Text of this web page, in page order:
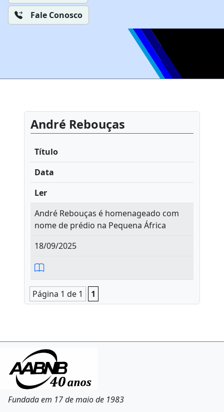
Fale Conosco
André Rebouças
Título
Data
Ler
André Rebouças é homenageado com
nome de prédio na Pequena África
18/09/2025
Página 1 de 1 1
Fundada em 17 de maio de 1983